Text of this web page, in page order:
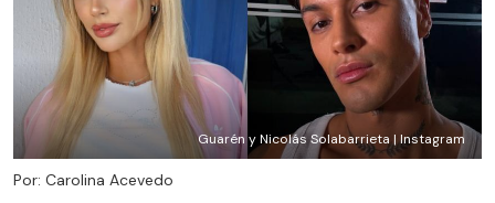
Guarén y Nicolás Solabarrieta | Instagram
Por: Carolina Acevedo